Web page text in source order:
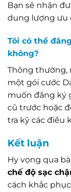
Bạn sẽ nhận
dung lượng ưu
Tôi có thể
không?
Thông thường,
một gói cước
muốn đăng ký
cũ trước hoặc
tra kỹ các điều
Kết luận
Hy vọng qua
chế độ sạc
cách khắc